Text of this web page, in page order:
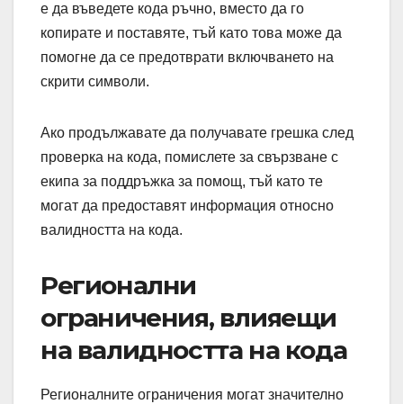
е да въведете кода ръчно, вместо да го
копирате и поставяте, тъй като това може да
помогне да се предотврати включването на
скрити символи.
Ако продължавате да получавате грешка след
проверка на кода, помислете за свързване с
екипа за поддръжка за помощ, тъй като те
могат да предоставят информация относно
валидността на кода.
Регионални
ограничения, влияещи
на валидността на кода
Регионалните ограничения могат значително